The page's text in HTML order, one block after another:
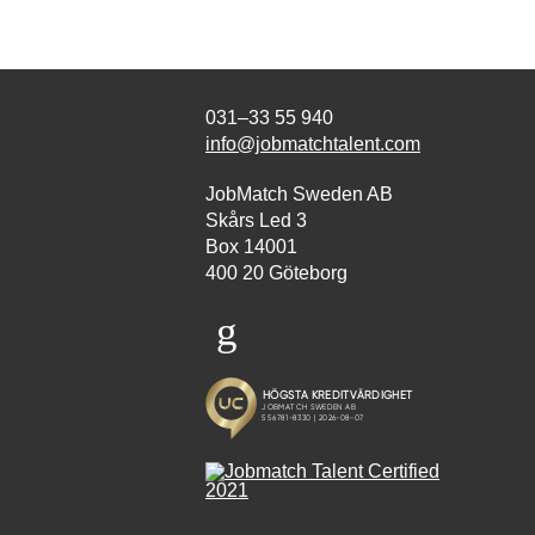
031–33 55 940
info@jobmatchtalent.com
JobMatch Sweden AB
Skårs Led 3
Box 14001
400 20 Göteborg